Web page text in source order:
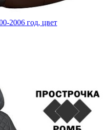
2006 год, цвет